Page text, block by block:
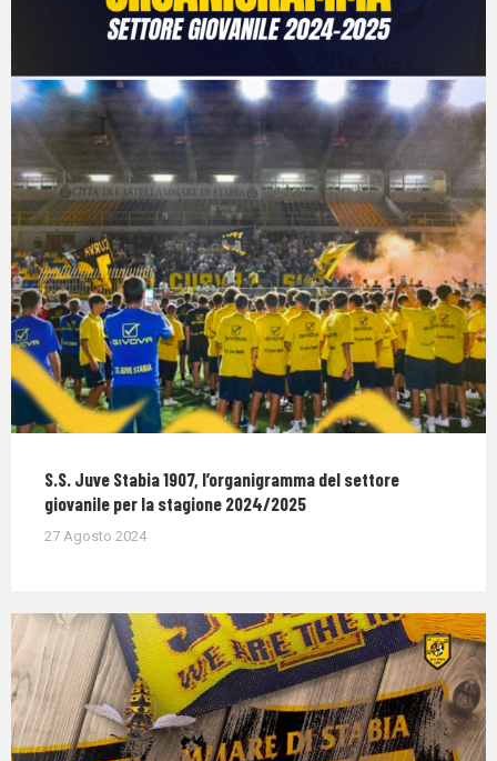
S.S. Juve Stabia 1907, l’organigramma del settore
giovanile per la stagione 2024/2025
27 Agosto 2024